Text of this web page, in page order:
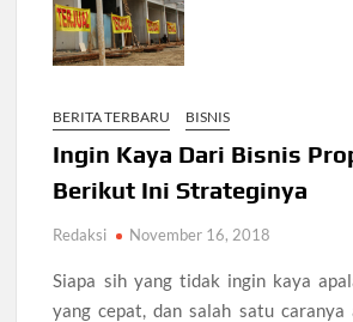
BERITA TERBARU BISNIS
Ingin Kaya Dari Bisnis
Berikut Ini Strateginya
Redaksi November 16, 2018
Siapa sih yang tidak ingin kaya
yang cepat, dan salah satu caranya